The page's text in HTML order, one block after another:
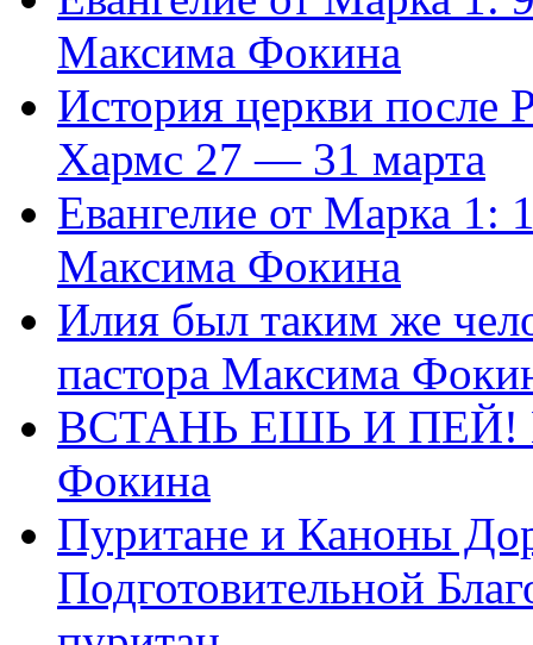
Максима Фокина
История церкви
Хармс 27 — 31 марта
Евангелие от Марка 1:
Максима Фокина
Илия был таким же
пастора Максима
ВСТАНЬ ЕШЬ И ПЕЙ!
Фокина
Пуритане и Каноны
Подготовительной